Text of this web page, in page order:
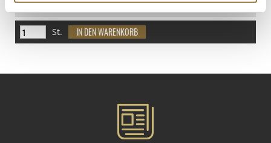
€ 33,25/ kg
St.